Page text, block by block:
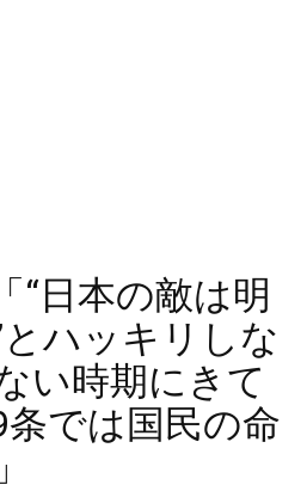
“日本の敵は明
ハッキリしな
い時期にきて
では国民の命